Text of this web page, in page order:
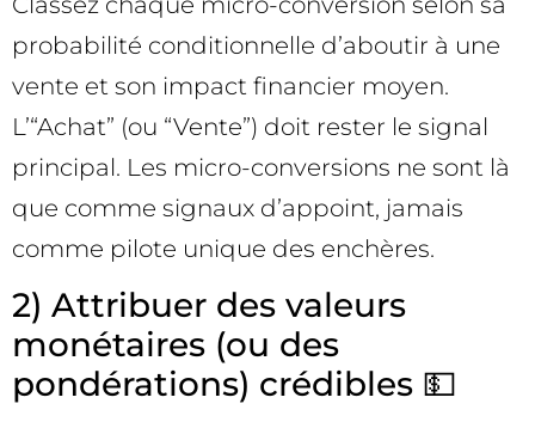
probabilité conditionnelle d’aboutir à une
vente et son impact financier moyen.
L’“Achat” (ou “Vente”) doit rester le signal
principal. Les micro-conversions ne sont là
que comme signaux d’appoint, jamais
comme pilote unique des enchères.
2) Attribuer des valeurs
monétaires (ou des
pondérations) crédibles 💵